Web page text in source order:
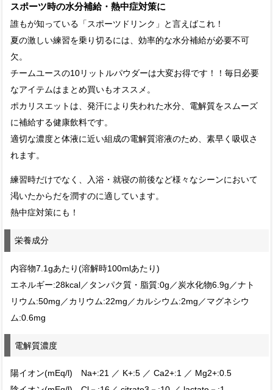
スポーツ時の水分補給・熱中症対策に
誰もが知っている「スポーツドリンク」と言えばこれ！
夏の激しい練習を乗り切るには、効率的な水分補給が必要不可
欠。
チームユースの10リットルパウダーは大変お得です！！毎日必要
なアイテムはまとめ買いもオススメ。
ポカリスエットは、発汗により失われた水分、電解質をスムーズ
に補給する健康飲料です。
適切な濃度と体液に近い組成の電解質溶液のため、素早く吸収さ
れます。
練習時だけでなく、入浴・就寝の前後など様々なシーンにおいて
渇いたからだを潤すのに適しています。
熱中症対策にも！
栄養成分
内容物7.1gあたり(溶解時100mlあたり)
エネルギー:28kcal／タンパク質・脂質:0g／炭水化物6.9g／ナト
リウム:50mg／カリウム:22mg／カルシウム:2mg／マグネシウ
ム:0.6mg
電解質濃度
陽イオン(mEq/l) Na+:21 ／ K+:5 ／ Ca2+:1 ／ Mg2+:0.5